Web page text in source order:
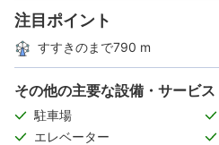
注目ポイント
すすきのまで790 m
その他の主要な設備・サービス
駐車場
エレベーター